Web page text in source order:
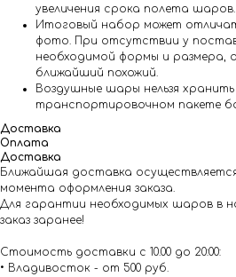
увеличения срока полета шаров.
Итоговый набор может
фото. При отсутствии у
необходимой формы и размера,
ближайший похожий.
Воздушные шары нельзя хранить
транспортировочном пакете
Доставка
Оплата
Доставка
Ближайшая доставка
момента оформления заказа.
Для гарантии необходимых шаров в
заказ заранее!
Стоимость доставки с 10.00 до 20:00:
• Владивосток - от 500 руб.